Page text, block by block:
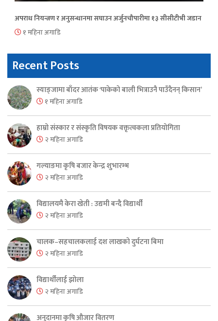
अपराध नियन्त्रण र अनुसन्धानमा सघाउन अर्जुनचौपारीमा १३ सीसीटीभी जडान
१ महिना अगाडि
Recent Posts
स्याङ्जामा बाँदर आतंक ‘पाकेको बाली भित्राउनै पाउँदैनन् किसान’
१ महिना अगाडि
हाम्रो संस्कार र संस्कृति विषयक वक्तृत्वकला प्रतियोगिता
२ महिना अगाडि
गल्याङमा कृषि बजार केन्द्र शुभारम्भ
२ महिना अगाडि
विद्यालयमै केरा खेती : उद्यमी बन्दै विद्यार्थी
२ महिना अगाडि
चालक–सहचालकलाई दश लाखको दुर्घटना बिमा
२ महिना अगाडि
विद्यार्थीलाई झोला
२ महिना अगाडि
अनुदानमा कृषि औजार वितरण